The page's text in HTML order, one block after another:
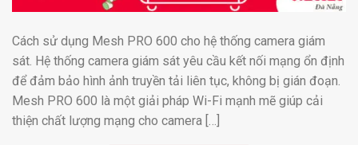
Cách sử dụng Mesh PRO 600 cho hệ thống camera giám
sát. Hệ thống camera giám sát yêu cầu kết nối mạng ổn định
để đảm bảo hình ảnh truyền tải liên tục, không bị gián đoạn.
Mesh PRO 600 là một giải pháp Wi-Fi mạnh mẽ giúp cải
thiện chất lượng mạng cho camera […]